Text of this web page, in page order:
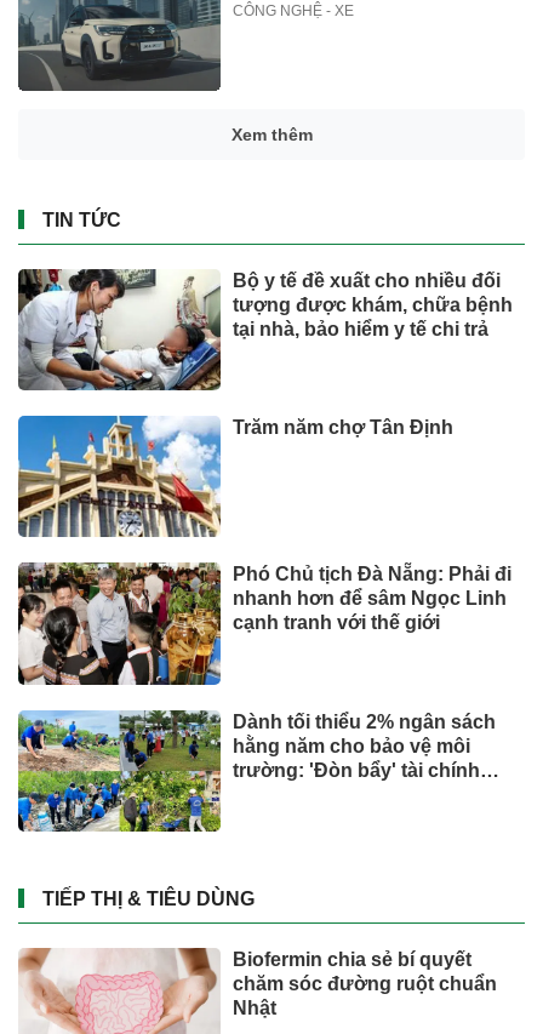
CÔNG NGHỆ - XE
Xem thêm
TIN TỨC
Bộ y tế đề xuất cho nhiều đối
tượng được khám, chữa bệnh
tại nhà, bảo hiểm y tế chi trả
Trăm năm chợ Tân Định
Phó Chủ tịch Đà Nẵng: Phải đi
nhanh hơn để sâm Ngọc Linh
cạnh tranh với thế giới
Dành tối thiểu 2% ngân sách
hằng năm cho bảo vệ môi
trường: 'Đòn bẩy' tài chính
TIẾP THỊ & TIÊU DÙNG
Biofermin chia sẻ bí quyết
chăm sóc đường ruột chuẩn
Nhật